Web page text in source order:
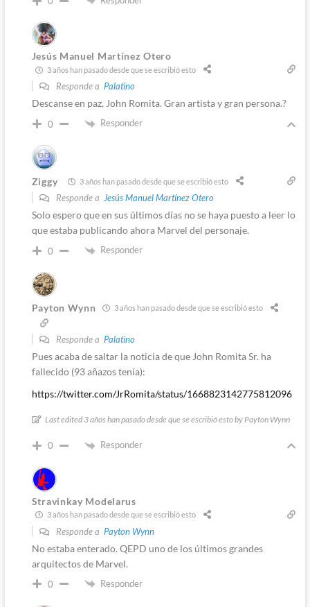
Jesús Manuel Martínez Otero
3 años han pasado desde que se escribió esto
Responde a Palatino
Descanse en paz, John Romita. Gran artista y gran persona.?
0 Responder
Ziggy 3 años han pasado desde que se escribió esto
Responde a Jesús Manuel Martínez Otero
Solo espero que en sus últimos días no se haya puesto a leer lo
que estaba publicando ahora Marvel del personaje.
0 Responder
Payton Wynn 3 años han pasado desde que se escribió esto
Responde a Palatino
Pues acaba de saltar la noticia de que John Romita Sr. ha
fallecido (93 añazos tenía):
https://twitter.com/JrRomita/status/1668823142775812096
Last edited 3 años han pasado desde que se escribió esto by Payton Wynn
0 Responder
Stravinkay Modelarus
3 años han pasado desde que se escribió esto
Responde a Payton Wynn
No estaba enterado. QEPD uno de los últimos grandes
arquitectos de Marvel.
0 Responder